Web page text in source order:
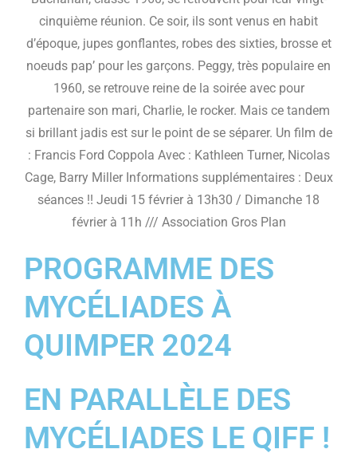
cinquième réunion. Ce soir, ils sont venus en habit
d’époque, jupes gonflantes, robes des sixties, brosse et
noeuds pap’ pour les garçons. Peggy, très populaire en
1960, se retrouve reine de la soirée avec pour
partenaire son mari, Charlie, le rocker. Mais ce tandem
si brillant jadis est sur le point de se séparer. Un film de
: Francis Ford Coppola Avec : Kathleen Turner, Nicolas
Cage, Barry Miller Informations supplémentaires : Deux
séances !! Jeudi 15 février à 13h30 / Dimanche 18
février à 11h /// Association Gros Plan
PROGRAMME DES
MYCÉLIADES À
QUIMPER 2024
EN PARALLÈLE DES
MYCÉLIADES LE QIFF !